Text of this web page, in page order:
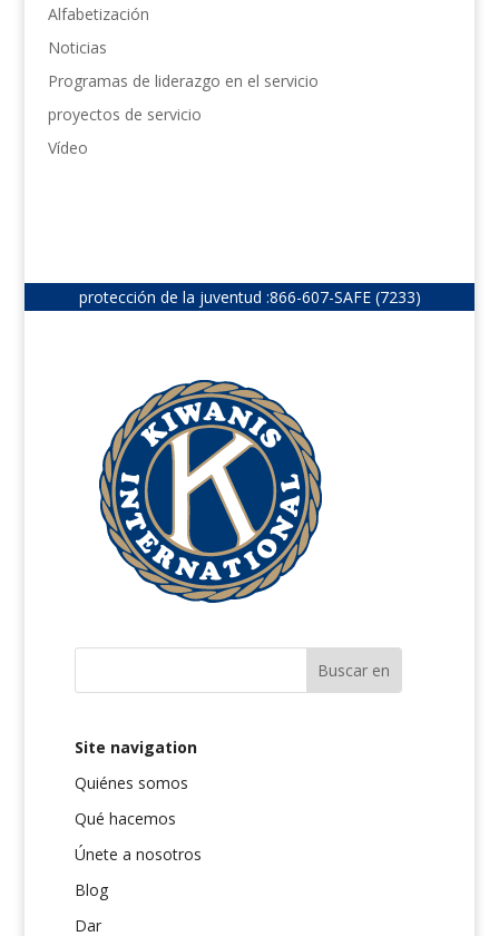
Alfabetización
Noticias
Programas de liderazgo en el servicio
proyectos de servicio
Vídeo
protección de la juventud :866-607-SAFE (7233)
Site navigation
Quiénes somos
Qué hacemos
Únete a nosotros
Blog
Dar